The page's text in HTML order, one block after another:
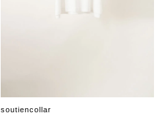
soutiencollar